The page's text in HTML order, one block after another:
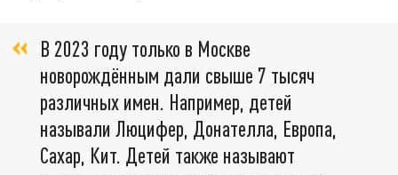
В 2023 году только в Москве
новорождённым дали свыше 7 тысяч
различных имен. Например, детей
называли Люцифер, Донателла, Европа,
Сахар, Кит. Детей также называют